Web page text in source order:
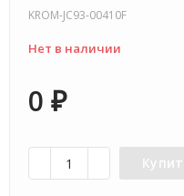
KROM-JC93-00410F
Нет в наличии
0 ₽